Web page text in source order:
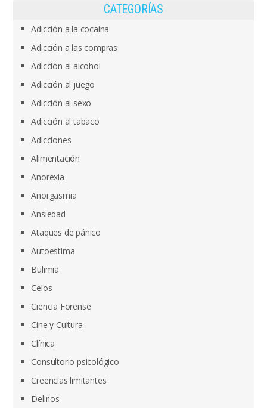
CATEGORÍAS
Adicción a la cocaína
Adicción a las compras
Adicción al alcohol
Adicción al juego
Adicción al sexo
Adicción al tabaco
Adicciones
Alimentación
Anorexia
Anorgasmia
Ansiedad
Ataques de pánico
Autoestima
Bulimia
Celos
Ciencia Forense
Cine y Cultura
Clínica
Consultorio psicológico
Creencias limitantes
Delirios